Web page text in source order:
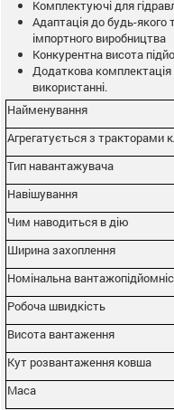
Комплектуючі для
Адаптація до будь-якого
імпортного виробництва
Конкурентна висота
Додаткова
використанні.
Найменування
Агрегатується з тракторами
Тип навантажувача
Навішування
Чим наводиться в дію
Ширина захоплення
Номінальна
Робоча швидкість
Висота вантаження
Кут розвантаження ковша
Маса